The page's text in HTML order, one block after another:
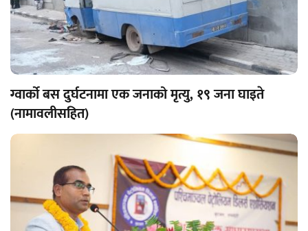
ग्वार्को बस दुर्घटनामा एक जनाको मृत्यु, १९ जना घाइते
(नामावलीसहित)